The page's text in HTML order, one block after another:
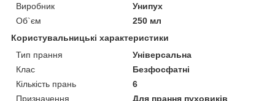
Виробник
Унипух
Об`єм
250 мл
Користувальницькі характеристики
Тип прання
Універсальна
Клас
Безфосфатні
Кількість прань
6
Призначення
Для прання пуховиків